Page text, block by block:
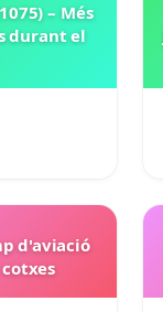
– Més
durant el
d'aviació